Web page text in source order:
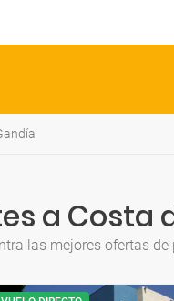
a Costa
las mejores ofertas